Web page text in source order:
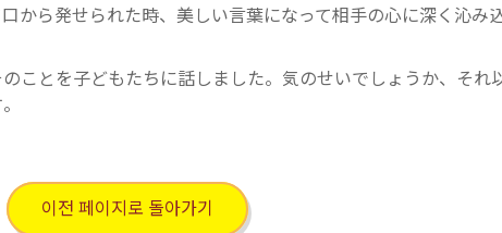
から発せられた時、美しい言葉になって相手の心に深く沁み
ことを子どもたちに話しました。気のせいでしょうか、それ
이전 페이지로 돌아가기